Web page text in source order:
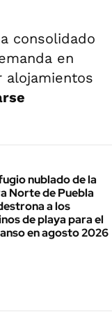
consolidado
en
alojamientos
nublado de la
Norte de Puebla
a los
de playa para el
en agosto 2026